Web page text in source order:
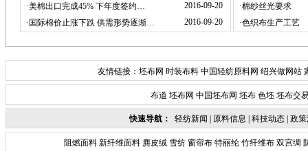
·美棉出口完成45% 下年度签约…
2016-09-20
· 国际棉价止涨下跌 供需形势逐渐… 2016-09-20
·棉纱丝光要求
·色织布生产工艺
友情链接： 坯布网 时装布料 中国轻纺原料网 绍兴做网站
布道 坯布网 中国坯布网 坯布 色坯 坯布交
快速导航： 轻纺新闻 原料信息 科技动态| 政
阻燃面料新纤维面料麂皮绒雪纺窗帘布特丽纶竹纤维布双宫绸